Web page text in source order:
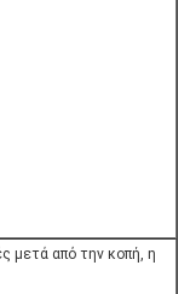
μετά από την κοπή, η